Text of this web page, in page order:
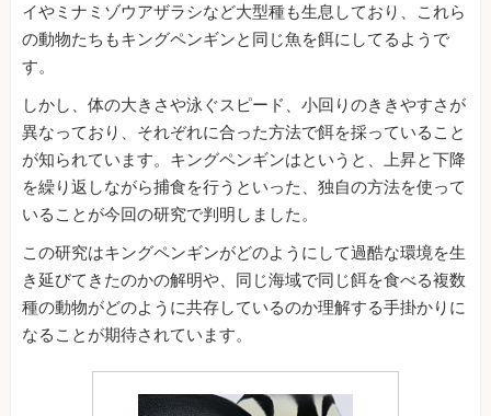
イやミナミゾウアザラシなど大型種も生息しており、これら
の動物たちもキングペンギンと同じ魚を餌にしてるようで
す。
しかし、体の大きさや泳ぐスピード、小回りのききやすさが
異なっており、それぞれに合った方法で餌を採っていること
が知られています。キングペンギンはというと、上昇と下降
を繰り返しながら捕食を行うといった、独自の方法を使って
いることが今回の研究で判明しました。
この研究はキングペンギンがどのようにして過酷な環境を生
き延びてきたのかの解明や、同じ海域で同じ餌を食べる複数
種の動物がどのように共存しているのか理解する手掛かりに
なることが期待されています。